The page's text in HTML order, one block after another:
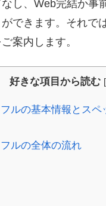
し、Web完結か事
できます。それで
案内します。
好きな項目から読む [
ルの基本情報とスペ
ルの全体の流れ